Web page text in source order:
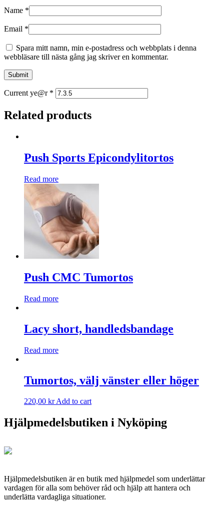
Name *
Email *
Spara mitt namn, min e-postadress och webbplats i denna
webbläsare till nästa gång jag skriver en kommentar.
Current ye@r *
Related products
Push Sports Epicondylitortos
Read more
Push CMC Tumortos
Read more
Lacy short, handledsbandage
Read more
Tumortos, välj vänster eller höger
220,00 krAdd to cart
Hjälpmedelsbutiken i Nyköping
Hjälpmedelsbutiken är en butik med hjälpmedel som underlättar
vardagen för alla som behöver råd och hjälp att hantera och
underlätta vardagliga situationer.